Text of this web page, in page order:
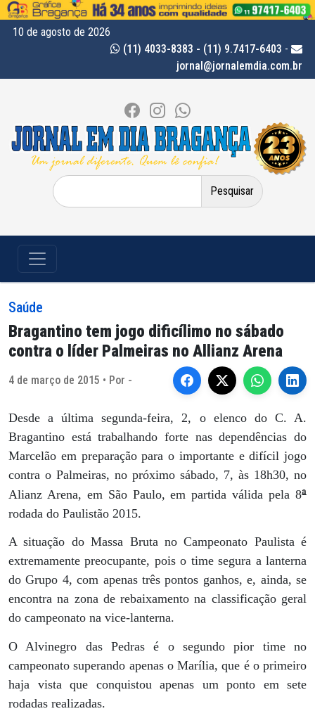
10 de agosto de 2026
(11) 4033-8383 - (11) 9.7417-6403 -
jornal@jornalemdia.com.br
Pesquisar
por:
Saúde
Bragantino tem jogo dificílimo no sábado
contra o líder Palmeiras no Allianz Arena
4 de março de 2015 • Por -
Desde a última segunda-feira, 2, o elenco do C. A.
Bragantino está trabalhando forte nas dependências do
Marcelão em preparação para o importante e difícil jogo
contra o Palmeiras, no próximo sábado, 7, às 18h30, no
Alianz Arena, em São Paulo, em partida válida pela 8ª
rodada do Paulistão 2015.
A situação do Massa Bruta no Campeonato Paulista é
extremamente preocupante, pois o time segura a lanterna
do Grupo 4, com apenas três pontos ganhos, e, ainda, se
encontra na zona de rebaixamento na classificação geral
do campeonato na vice-lanterna.
O Alvinegro das Pedras é o segundo pior time no
campeonato superando apenas o Marília, que é o primeiro
haja vista que conquistou apenas um ponto em sete
rodadas realizadas.